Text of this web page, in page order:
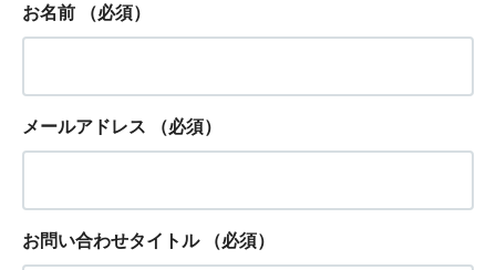
お名前 （必須）
メールアドレス （必須）
お問い合わせタイトル （必須）